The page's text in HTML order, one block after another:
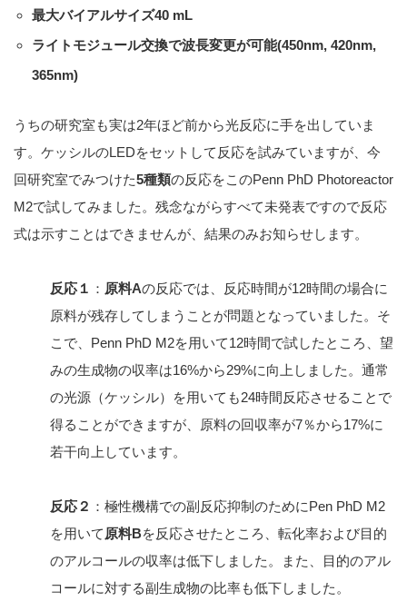
最大バイアルサイズ40 mL
ライトモジュール交換で波長変更が可能(450nm, 420nm,
365nm)
うちの研究室も実は2年ほど前から光反応に手を出していま
す。ケッシルのLEDをセットして反応を試みていますが、今
回研究室でみつけた5種類の反応をこのPenn PhD Photoreactor
M2で試してみました。残念ながらすべて未発表ですので反応
式は示すことはできませんが、結果のみお知らせします。
反応１ ： 原料Aの反応では、反応時間が12時間の場合に
原料が残存してしまうことが問題となっていました。そ
こで、Penn PhD M2を用いて12時間で試したところ、望
みの生成物の収率は16%から29%に向上しました。通常
の光源（ケッシル）を用いても24時間反応させることで
得ることができますが、原料の回収率が7％から17%に
若干向上しています。
反応２ ：極性機構での副反応抑制のためにPen PhD M2
を用いて 原料Bを反応させたところ、転化率および目的
のアルコールの収率は低下しました。また、目的のアル
コールに対する副生成物の比率も低下しました。